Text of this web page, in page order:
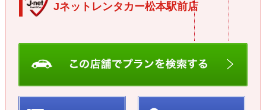
Jネットレンタカー松本駅前店